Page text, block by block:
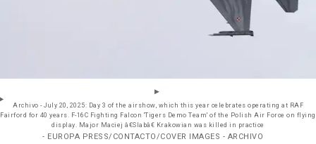
Archivo - July 20, 2025: Day 3 of the airshow, which this year celebrates operating at RAF
Fairford for 40 years. F-16C Fighting Falcon 'Tigers Demo Team' of the Polish Air Force on flying
display. Major Maciej â€Slabâ€ Krakowian was killed in practice
- EUROPA PRESS/CONTACTO/COVER IMAGES - ARCHIVO